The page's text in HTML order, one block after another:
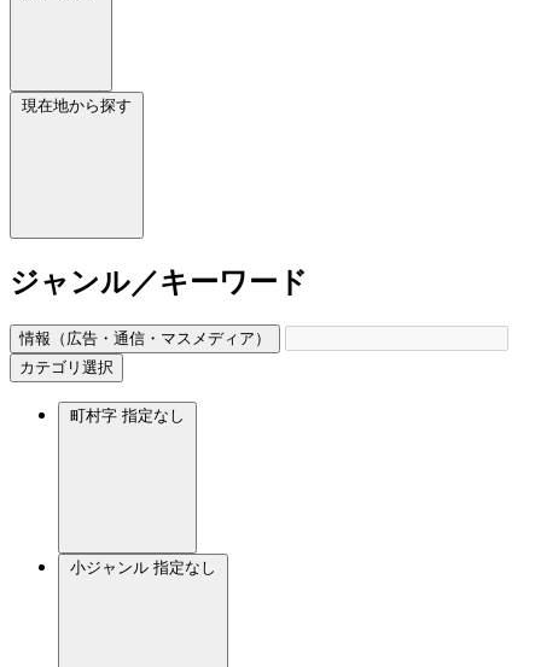
現在地から探す
ジャンル／キーワード
情報（広告・通信・マスメディア）
カテゴリ選択
町村字 指定なし
小ジャンル 指定なし